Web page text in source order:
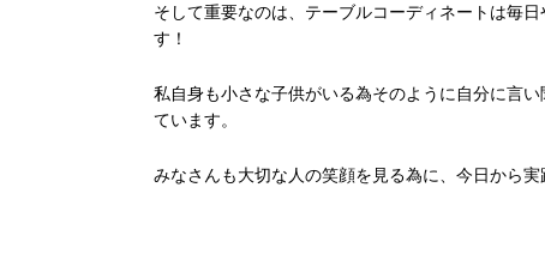
そして重要なのは、テーブルコーディネートは毎
す！
私自身も小さな子供がいる為そのように自分に言
ています。
みなさんも大切な人の笑顔を見る為に、今日から実